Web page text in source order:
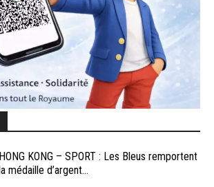
HONG KONG – SPORT : Les Bleus remportent
la médaille d’argent...